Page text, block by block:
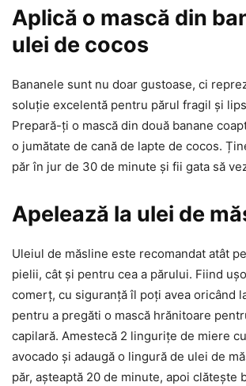
Aplică o mască din
ulei de cocos
Bananele sunt nu doar gustoase, ci
soluție excelentă pentru părul fragil și
Prepară-ți o mască din două banane
o jumătate de cană de lapte de cocos.
păr în jur de 30 de minute și fii gata să
Apelează la ulei de
Uleiul de măsline este recomandat atât
pielii, cât și pentru cea a părului. Fiind
comerț, cu siguranță îl poți avea oricând
pentru a pregăti o mască hrănitoare
capilară. Amestecă 2 lingurițe de miere
avocado și adaugă o lingură de ulei de
păr, așteaptă 20 de minute, apoi clătește